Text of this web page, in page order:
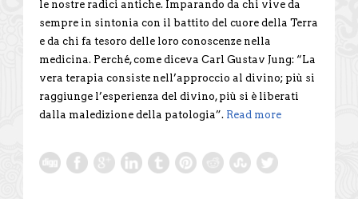
le nostre radici antiche. Imparando da chi vive da
sempre in sintonia con il battito del cuore della Terra
e da chi fa tesoro delle loro conoscenze nella
medicina. Perché, come diceva Carl Gustav Jung: “La
vera terapia consiste nell’approccio al divino; più si
raggiunge l’esperienza del divino, più si è liberati
dalla maledizione della patologia”. Read more